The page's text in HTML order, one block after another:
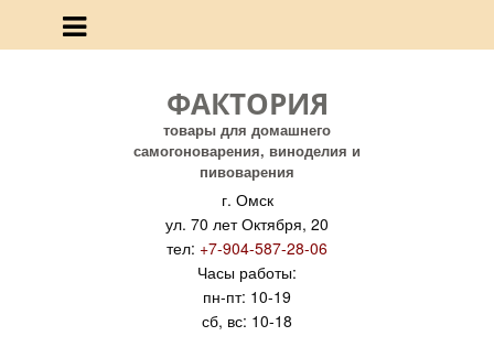
ФАКТОРИЯ
товары для домашнего
самогоноварения, виноделия и
пивоварения
г. Омск
ул. 70 лет Октября, 20
тел: +7-904-587-28-06
Часы работы:
пн-пт: 10-19
сб, вс: 10-18